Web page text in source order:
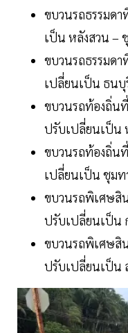
ขบวนรถธรรมด
เป็น หลังสวน –
ขบวนรถธรรมด
เปลี่ยนเป็น ธนบุ
ขบวนรถท้องถิ่น
ปรับเปลี่ยนเป็น
ขบวนรถท้องถิ่น
เปลี่ยนเป็น ชุม
ขบวนรถพิเศษสิ
ปรับเปลี่ยนเป็น
ขบวนรถพิเศษสิ
ปรับเปลี่ยนเป็น